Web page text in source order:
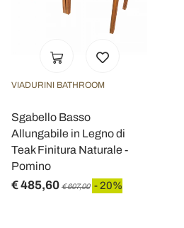
VIADURINI BATHROOM
Sgabello Basso
Allungabile in Legno di
Teak Finitura Naturale -
Pomino
€ 485,60 € 607,00 - 20%